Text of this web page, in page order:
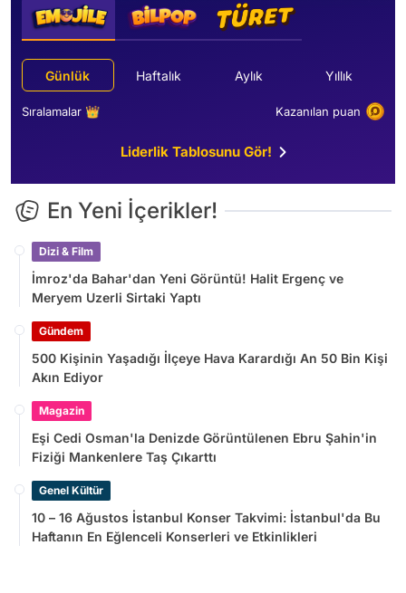
Günlük Haftalık Aylık Yıllık
Sıralamalar 👑 Kazanılan puan
Liderlik Tablosunu Gör!
En Yeni İçerikler!
Dizi & Film
İmroz'da Bahar'dan Yeni Görüntü! Halit Ergenç ve
Meryem Uzerli Sirtaki Yaptı
Gündem
500 Kişinin Yaşadığı İlçeye Hava Karardığı An 50 Bin Kişi
Akın Ediyor
Magazin
Eşi Cedi Osman'la Denizde Görüntülenen Ebru Şahin'in
Fiziği Mankenlere Taş Çıkarttı
Genel Kültür
10 – 16 Ağustos İstanbul Konser Takvimi: İstanbul'da Bu
Haftanın En Eğlenceli Konserleri ve Etkinlikleri